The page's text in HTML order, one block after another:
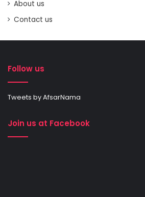
About us
Contact us
Follow us
Tweets by AfsarNama
Join us at Facebook